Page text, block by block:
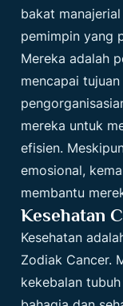
bakat
pemimpin yang
Mereka adalah
mencapai
mereka untuk
efisien.
emosional,
membantu
Kesehatan
Kesehatan
Zodiak Cancer.
kekebalan